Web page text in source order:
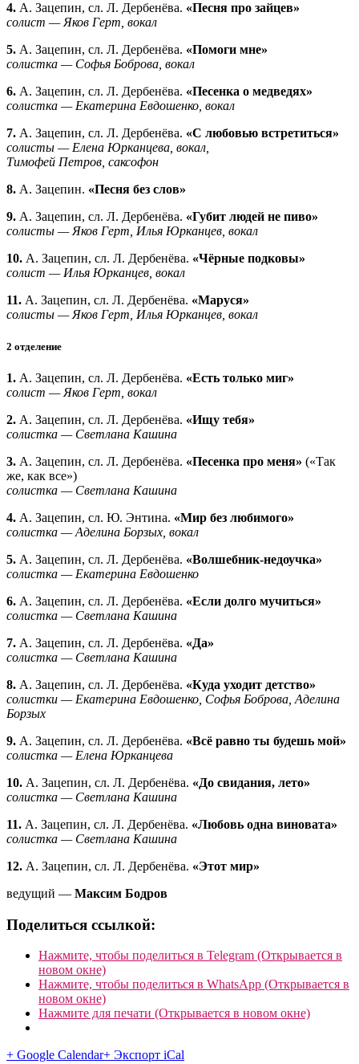
4. А. Зацепин, сл. Л. Дербенёва. «Песня про зайцев»
солист — Яков Герт, вокал
5. А. Зацепин, сл. Л. Дербенёва. «Помоги мне»
солистка — Софья Боброва, вокал
6. А. Зацепин, сл. Л. Дербенёва. «Песенка о медведях»
солистка — Екатерина Евдошенко, вокал
7. А. Зацепин, сл. Л. Дербенёва. «С любовью встретиться»
солисты — Елена Юрканцева, вокал,
Тимофей Петров, саксофон
8. А. Зацепин. «Песня без слов»
9. А. Зацепин, сл. Л. Дербенёва. «Губит людей не пиво»
солисты — Яков Герт, Илья Юрканцев, вокал
10. А. Зацепин, сл. Л. Дербенёва. «Чёрные подковы»
солист — Илья Юрканцев, вокал
11. А. Зацепин, сл. Л. Дербенёва. «Маруся»
солисты — Яков Герт, Илья Юрканцев, вокал
2 отделение
1. А. Зацепин, сл. Л. Дербенёва. «Есть только миг»
солист — Яков Герт, вокал
2. А. Зацепин, сл. Л. Дербенёва. «Ищу тебя»
солистка — Светлана Кашина
3. А. Зацепин, сл. Л. Дербенёва. «Песенка про меня» («Так
же, как все»)
солистка — Светлана Кашина
4. А. Зацепин, сл. Ю. Энтина. «Мир без любимого»
солистка — Аделина Борзых, вокал
5. А. Зацепин, сл. Л. Дербенёва. «Волшебник-недоучка»
солистка — Екатерина Евдошенко
6. А. Зацепин, сл. Л. Дербенёва. «Если долго мучиться»
солистка — Светлана Кашина
7. А. Зацепин, сл. Л. Дербенёва. «Да»
солистка — Светлана Кашина
8. А. Зацепин, сл. Л. Дербенёва. «Куда уходит детство»
солистки — Екатерина Евдошенко, Софья Боброва, Аделина
Борзых
9. А. Зацепин, сл. Л. Дербенёва. «Всё равно ты будешь мой»
солистка — Елена Юрканцева
10. А. Зацепин, сл. Л. Дербенёва. «До свидания, лето»
солистка — Светлана Кашина
11. А. Зацепин, сл. Л. Дербенёва. «Любовь одна виновата»
солистка — Светлана Кашина
12. А. Зацепин, сл. Л. Дербенёва. «Этот мир»
ведущий — Максим Бодров
Поделиться ссылкой:
Нажмите, чтобы поделиться в Telegram (Открывается в
новом окне)
Нажмите, чтобы поделиться в WhatsApp (Открывается в
новом окне)
Нажмите для печати (Открывается в новом окне)
+ Google Calendar+ Экспорт iCal